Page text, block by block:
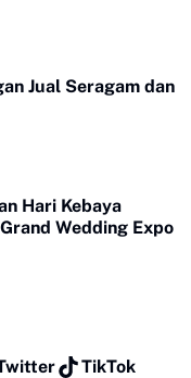
Jual Seragam dan
Hari Kebaya
Wedding Expo
TikTok